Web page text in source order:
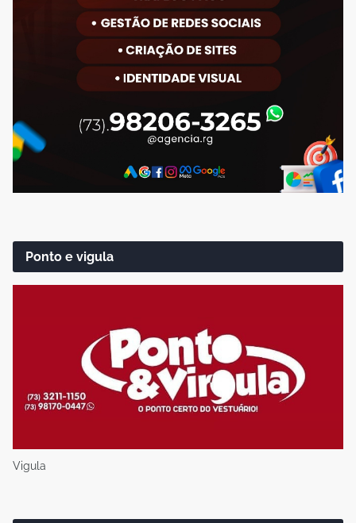
Ponto e vigula
Vigula